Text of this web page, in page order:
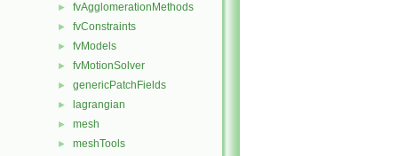
► fvAgglomerationMethods
► fvConstraints
► fvModels
► fvMotionSolver
► genericPatchFields
► lagrangian
► mesh
► meshTools